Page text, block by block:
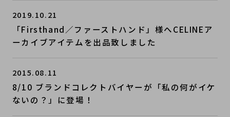
2019.10.21
「Firsthand／ファーストハンド」様へCELINEア
ーカイブアイテムを出品致しました
2015.08.11
8/10 ブランドコレクトバイヤーが「私の何がイケ
ないの？」に登場！